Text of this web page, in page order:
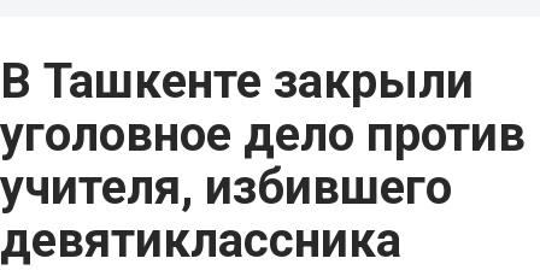
В Ташкенте закрыли
уголовное дело против
учителя, избившего
девятиклассника